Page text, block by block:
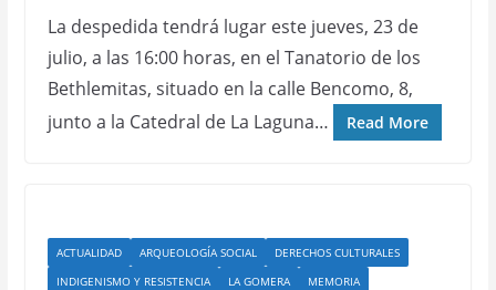
La despedida tendrá lugar este jueves, 23 de
julio, a las 16:00 horas, en el Tanatorio de los
Bethlemitas, situado en la calle Bencomo, 8,
junto a la Catedral de La Laguna…
Read More
ACTUALIDAD ARQUEOLOGÍA SOCIAL
DERECHOS CULTURALES
INDIGENISMO Y RESISTENCIA
LA GOMERA
MEMORIA